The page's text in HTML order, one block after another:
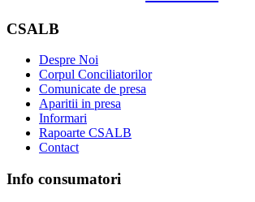
CSALB
Despre Noi
Corpul Conciliatorilor
Comunicate de presa
Aparitii in presa
Informari
Rapoarte CSALB
Contact
Info consumatori